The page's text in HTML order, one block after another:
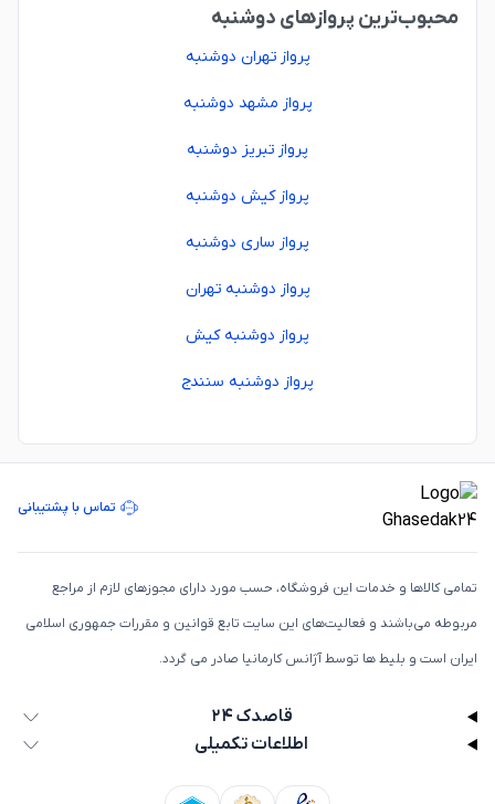
محبوب‌ترین پروازهای دوشنبه
پرواز تهران دوشنبه
پرواز مشهد دوشنبه
پرواز تبریز دوشنبه
پرواز کیش دوشنبه
پرواز ساری دوشنبه
پرواز دوشنبه تهران
پرواز دوشنبه کیش
پرواز دوشنبه سنندج
تماس با پشتیبانی
تمامی كالاها و خدمات اين فروشگاه، حسب مورد دارای مجوزهای لازم از مراجع
مربوطه می‌باشند و فعاليت‌های اين سايت تابع قوانين و مقررات جمهوری اسلامی
ايران است و بلیط ها توسط آژانس کارمانیا صادر می گردد.
قاصدک ۲۴
اطلاعات تکمیلی